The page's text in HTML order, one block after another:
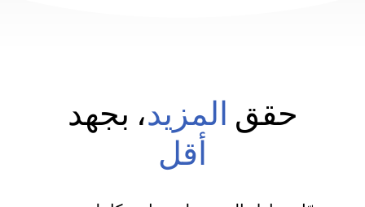
حقق المزيد، بجهد
أقل